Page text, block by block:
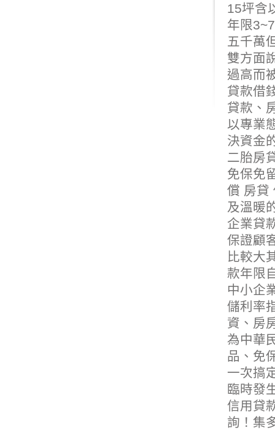
15坪含
年限
五千萬
雙方面
過高而
貸款借
貸款、
以專業
決資金
二胎房
免保免
償 房貸
及溫暖
企業貸
保證顧
比較大
款年限
中小企
儲利率
資、房
為中華
品、免
一次搞
臨時發
信用貸
詢！集